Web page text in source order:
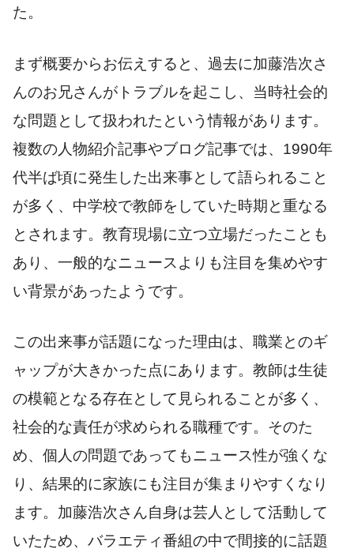
た。
まず概要からお伝えすると、過去に加藤浩次さ
んのお兄さんがトラブルを起こし、当時社会的
な問題として扱われたという情報があります。
複数の人物紹介記事やブログ記事では、1990年
代半ば頃に発生した出来事として語られること
が多く、中学校で教師をしていた時期と重なる
とされます。教育現場に立つ立場だったことも
あり、一般的なニュースよりも注目を集めやす
い背景があったようです。
この出来事が話題になった理由は、職業とのギ
ャップが大きかった点にあります。教師は生徒
の模範となる存在として見られることが多く、
社会的な責任が求められる職種です。そのた
め、個人の問題であってもニュース性が強くな
り、結果的に家族にも注目が集まりやすくなり
ます。加藤浩次さん自身は芸人として活動して
いたため、バラエティ番組の中で間接的に話題